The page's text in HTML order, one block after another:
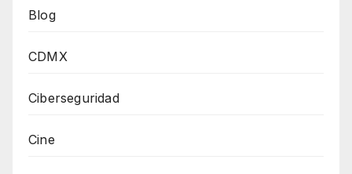
Blog
CDMX
Ciberseguridad
Cine